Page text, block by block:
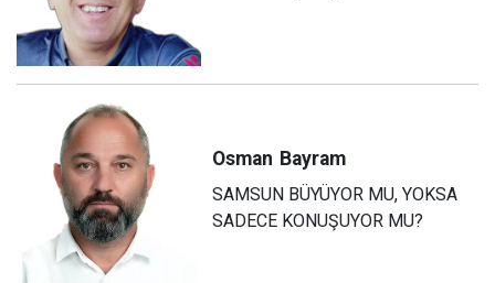
Osman Bayram
SAMSUN BÜYÜYOR MU, YOKSA
SADECE KONUŞUYOR MU?